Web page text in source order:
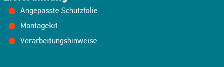
Angepasste Schutzfolie
Montagekit
Verarbeitungshinweise